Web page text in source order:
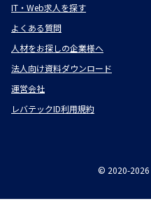
IT・Web求人を探す
よくある質問
人材をお探しの企業様へ
法人向け資料ダウンロード
運営会社
レバテックID利用規約
© 2020-2026